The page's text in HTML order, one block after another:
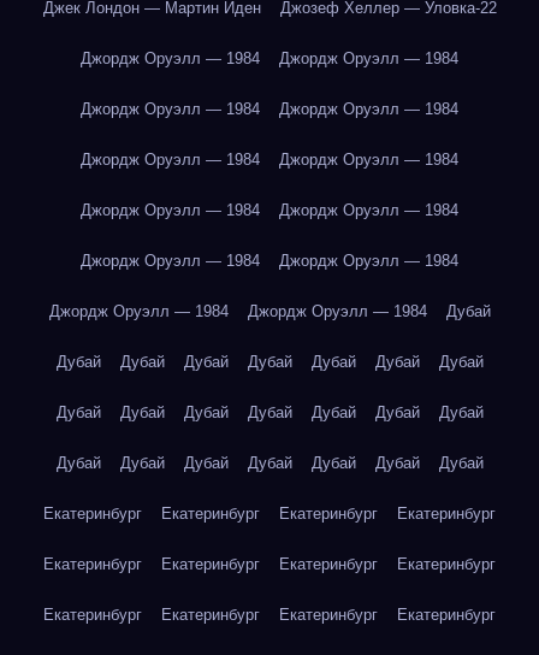
Джек Лондон — Мартин Иден Джозеф Хеллер — Уловка-22
Джордж Оруэлл — 1984 Джордж Оруэлл — 1984
Джордж Оруэлл — 1984 Джордж Оруэлл — 1984
Джордж Оруэлл — 1984 Джордж Оруэлл — 1984
Джордж Оруэлл — 1984 Джордж Оруэлл — 1984
Джордж Оруэлл — 1984 Джордж Оруэлл — 1984
Джордж Оруэлл — 1984 Джордж Оруэлл — 1984 Дубай
Дубай Дубай Дубай Дубай Дубай Дубай Дубай
Дубай Дубай Дубай Дубай Дубай Дубай Дубай
Дубай Дубай Дубай Дубай Дубай Дубай Дубай
Екатеринбург Екатеринбург Екатеринбург Екатеринбург
Екатеринбург Екатеринбург Екатеринбург Екатеринбург
Екатеринбург Екатеринбург Екатеринбург Екатеринбург